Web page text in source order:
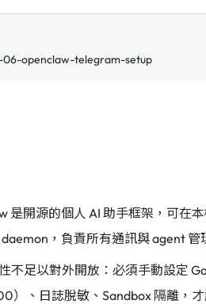
openclaw-telegram-setup
是開源的個人 AI 助手框架，可在
，負責所有通訊與 agent 管
不足以對外開放：必須手動設定
）、日誌脫敏、Sandbox 隔離，才